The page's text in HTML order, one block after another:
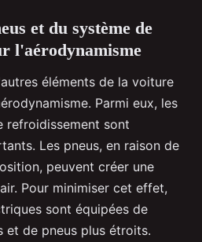
et du système de
l'aérodynamisme
éléments de la voiture
Parmi eux, les
refroidissement sont
Les pneus, en raison de
peuvent créer une
Pour minimiser cet effet,
sont équipées de
et de pneus plus étroits.